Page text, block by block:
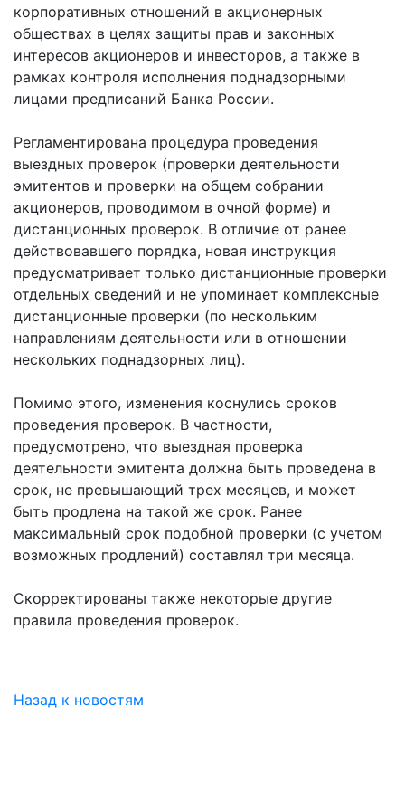
корпоративных отношений в акционерных
обществах в целях защиты прав и законных
интересов акционеров и инвесторов, а также в
рамках контроля исполнения поднадзорными
лицами предписаний Банка России.
Регламентирована процедура проведения
выездных проверок (проверки деятельности
эмитентов и проверки на общем собрании
акционеров, проводимом в очной форме) и
дистанционных проверок. В отличие от ранее
действовавшего порядка, новая инструкция
предусматривает только дистанционные проверки
отдельных сведений и не упоминает комплексные
дистанционные проверки (по нескольким
направлениям деятельности или в отношении
нескольких поднадзорных лиц).
Помимо этого, изменения коснулись сроков
проведения проверок. В частности,
предусмотрено, что выездная проверка
деятельности эмитента должна быть проведена в
срок, не превышающий трех месяцев, и может
быть продлена на такой же срок. Ранее
максимальный срок подобной проверки (с учетом
возможных продлений) составлял три месяца.
Скорректированы также некоторые другие
правила проведения проверок.
Назад к новостям